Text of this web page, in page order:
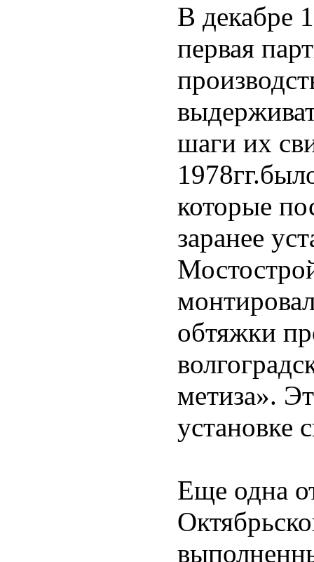
В декабре
первая
шаги их
которые
заранее
обтяжки
метиза».
установке
Еще одна